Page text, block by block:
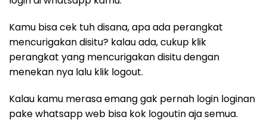
Kamu bisa cek tuh disana, apa ada perangkat
mencurigakan disitu? kalau ada, cukup klik
perangkat yang mencurigakan disitu dengan
menekan nya lalu klik logout.
Kalau kamu merasa emang gak pernah login loginan
pake whatsapp web bisa kok logoutin aja semua.